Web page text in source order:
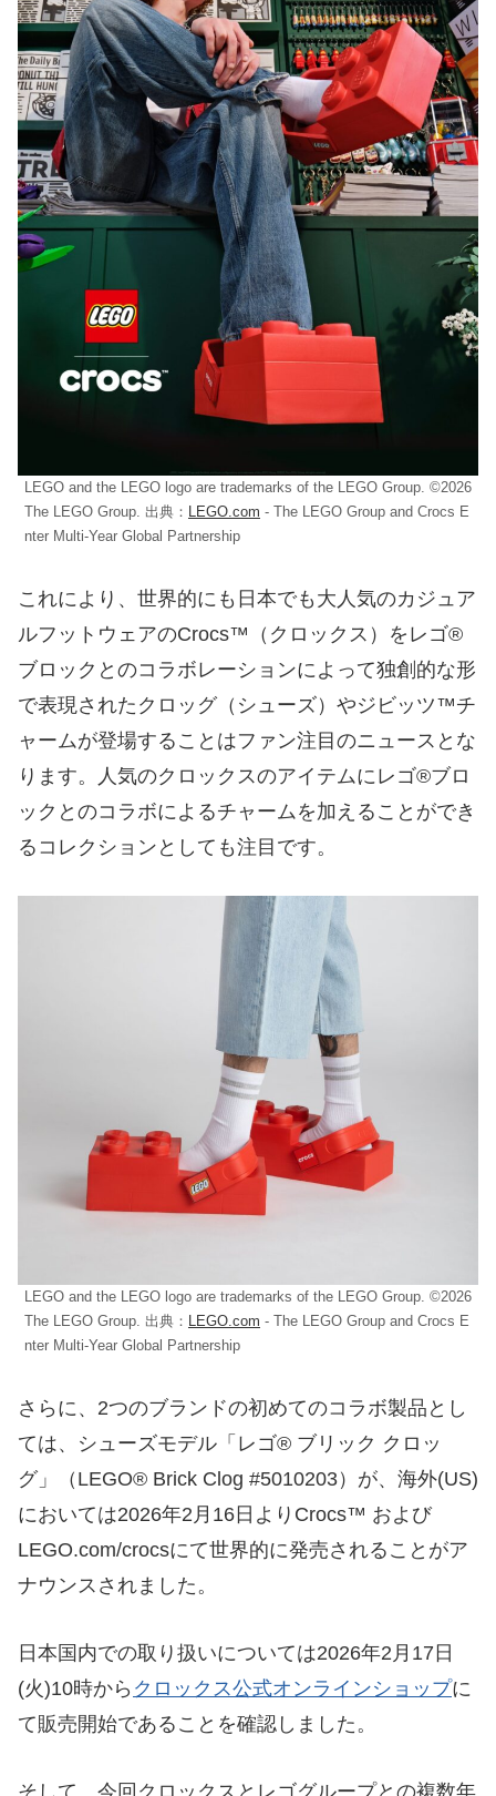
LEGO and the LEGO logo are trademarks of the LEGO Group. ©2026
The LEGO Group. 出典： LEGO.com - The LEGO Group and Crocs E
nter Multi-Year Global Partnership
これにより、世界的にも日本でも大人気のカジュア
ルフットウェアのCrocs™（クロックス）をレゴ®
ブロックとのコラボレーションによって独創的な形
で表現されたクロッグ（シューズ）やジビッツ™チ
ャームが登場することはファン注目のニュースとな
ります。人気のクロックスのアイテムにレゴ®ブロ
ックとのコラボによるチャームを加えることができ
るコレクションとしても注目です。
LEGO and the LEGO logo are trademarks of the LEGO Group. ©2026
The LEGO Group. 出典： LEGO.com - The LEGO Group and Crocs E
nter Multi-Year Global Partnership
さらに、2つのブランドの初めてのコラボ製品とし
ては、シューズモデル「レゴ® ブリック クロッ
グ」（LEGO® Brick Clog #5010203）が、海外(US)
においては2026年2月16日よりCrocs™ および
LEGO.com/crocsにて世界的に発売されることがア
ナウンスされました。
日本国内での取り扱いについては2026年2月17日
(火)10時から クロックス公式オンラインショップに
て販売開始であることを確認しました。
そして、今回クロックスとレゴグループとの複数年